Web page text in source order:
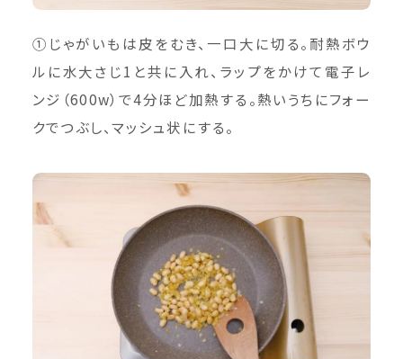
①じゃがいもは皮をむき、一口大に切る。耐熱ボウ
ルに水大さじ1と共に入れ、ラップをかけて電子レ
ンジ（600w）で4分ほど加熱する。熱いうちにフォー
クでつぶし、マッシュ状にする。